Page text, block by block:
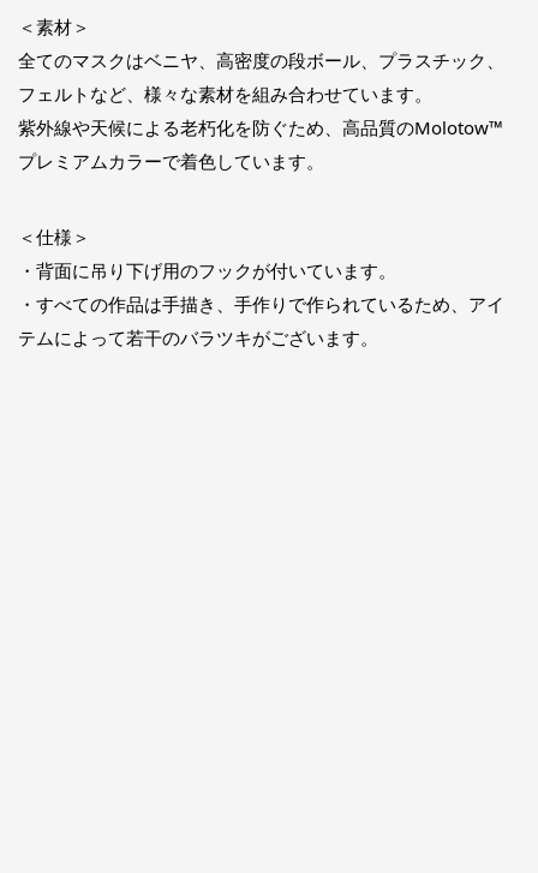
＜素材＞
全てのマスクはベニヤ、高密度の段ボール、プラスチック、
フェルトなど、様々な素材を組み合わせています。
紫外線や天候による老朽化を防ぐため、高品質のMolotow™
プレミアムカラーで着色しています。
＜仕様＞
・背面に吊り下げ用のフックが付いています。
・すべての作品は手描き、手作りで作られているため、アイ
テムによって若干のバラツキがございます。